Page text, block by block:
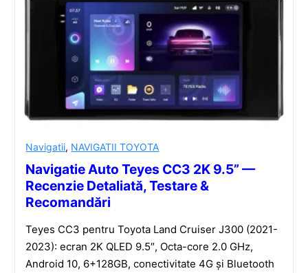
Navigatii, NAVIGATII TOYOTA
Navigatie Auto Teyes CC3 2K 9.5” —
Recenzie Detaliată, Testare &
Recomandări
Teyes CC3 pentru Toyota Land Cruiser J300 (2021-
2023): ecran 2K QLED 9.5″, Octa-core 2.0 GHz,
Android 10, 6+128GB, conectivitate 4G și Bluetooth